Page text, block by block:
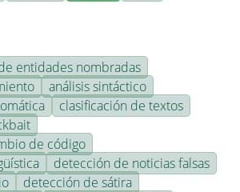
entidades nombradas
análisis sintáctico
clasificación de textos
de código
detección de noticias falsas
detección de sátira